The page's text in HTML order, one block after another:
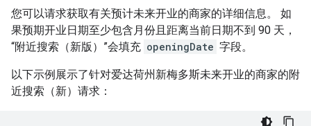
您可以请求获取有关预计未来开业的商家的详细信息。 如
果预期开业日期至少包含月份且距离当前日期不到 90 天，
“附近搜索（新版）”会填充 openingDate 字段。
以下示例展示了针对爱达荷州新梅多斯未来开业的商家的附
近搜索（新）请求：